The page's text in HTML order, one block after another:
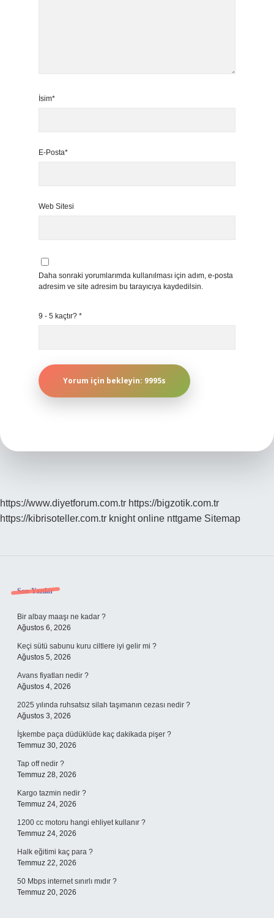
İsim*
E-Posta*
Web Sitesi
Daha sonraki yorumlarımda kullanılması için adım, e-posta
adresim ve site adresim bu tarayıcıya kaydedilsin.
9 - 5 kaçtır? *
https://www.diyetforum.com.tr https://bigzotik.com.tr
https://kibrisoteller.com.tr knight online nttgame Sitemap
Sidebar
Son Yazılar
Bir albay maaşı ne kadar ?
Ağustos 6, 2026
Keçi sütü sabunu kuru ciltlere iyi gelir mi ?
Ağustos 5, 2026
Avans fiyatları nedir ?
Ağustos 4, 2026
2025 yılında ruhsatsız silah taşımanın cezası nedir ?
Ağustos 3, 2026
İşkembe paça düdüklüde kaç dakikada pişer ?
Temmuz 30, 2026
Tap off nedir ?
Temmuz 28, 2026
Kargo tazmin nedir ?
Temmuz 24, 2026
1200 cc motoru hangi ehliyet kullanır ?
Temmuz 24, 2026
Halk eğitimi kaç para ?
Temmuz 22, 2026
50 Mbps internet sınırlı mıdır ?
Temmuz 20, 2026